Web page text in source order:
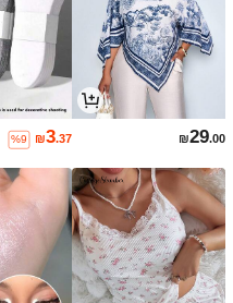
₪29.00
₪3.37
%9